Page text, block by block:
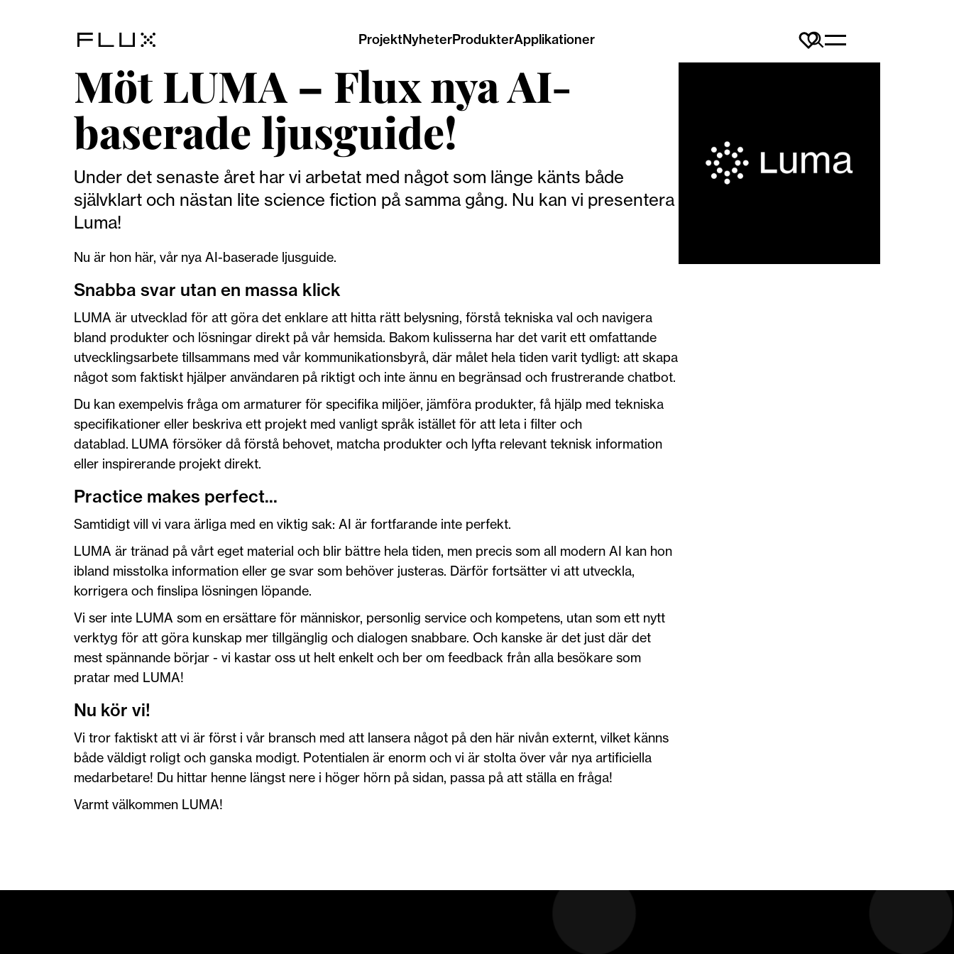
ProjektNyheterProdukterApplikationer
Möt LUMA – Flux nya AI-
baserade ljusguide!
Under det senaste året har vi arbetat med något som länge känts både
självklart och nästan lite science fiction på samma gång. Nu kan vi presentera
Luma!
Nu är hon här, vår nya AI-baserade ljusguide.
Snabba svar utan en massa klick
LUMA är utvecklad för att göra det enklare att hitta rätt belysning, förstå tekniska val och navigera
bland produkter och lösningar direkt på vår hemsida. Bakom kulisserna har det varit ett omfattande
utvecklingsarbete tillsammans med vår kommunikationsbyrå, där målet hela tiden varit tydligt: att skapa
något som faktiskt hjälper användaren på riktigt och inte ännu en begränsad och frustrerande chatbot.
Du kan exempelvis fråga om armaturer för specifika miljöer, jämföra produkter, få hjälp med tekniska
specifikationer eller beskriva ett projekt med vanligt språk istället för att leta i filter och
datablad. LUMA försöker då förstå behovet, matcha produkter och lyfta relevant teknisk information
eller inspirerande projekt direkt.
Practice makes perfect...
Samtidigt vill vi vara ärliga med en viktig sak: AI är fortfarande inte perfekt.
LUMA är tränad på vårt eget material och blir bättre hela tiden, men precis som all modern AI kan hon
ibland misstolka information eller ge svar som behöver justeras. Därför fortsätter vi att utveckla,
korrigera och finslipa lösningen löpande.
Vi ser inte LUMA som en ersättare för människor, personlig service och kompetens, utan som ett nytt
verktyg för att göra kunskap mer tillgänglig och dialogen snabbare. Och kanske är det just där det
mest spännande börjar - vi kastar oss ut helt enkelt och ber om feedback från alla besökare som
pratar med LUMA!
Nu kör vi!
Vi tror faktiskt att vi är först i vår bransch med att lansera något på den här nivån externt, vilket känns
både väldigt roligt och ganska modigt. Potentialen är enorm och vi är stolta över vår nya artificiella
medarbetare! Du hittar henne längst nere i höger hörn på sidan, passa på att ställa en fråga!
Varmt välkommen LUMA!